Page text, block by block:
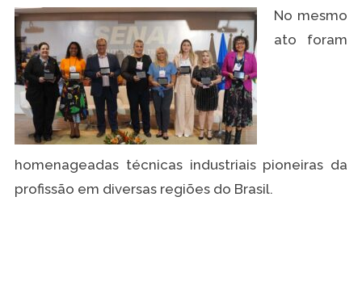
No mesmo
ato foram
homenageadas técnicas industriais pioneiras da
profissão em diversas regiões do Brasil.